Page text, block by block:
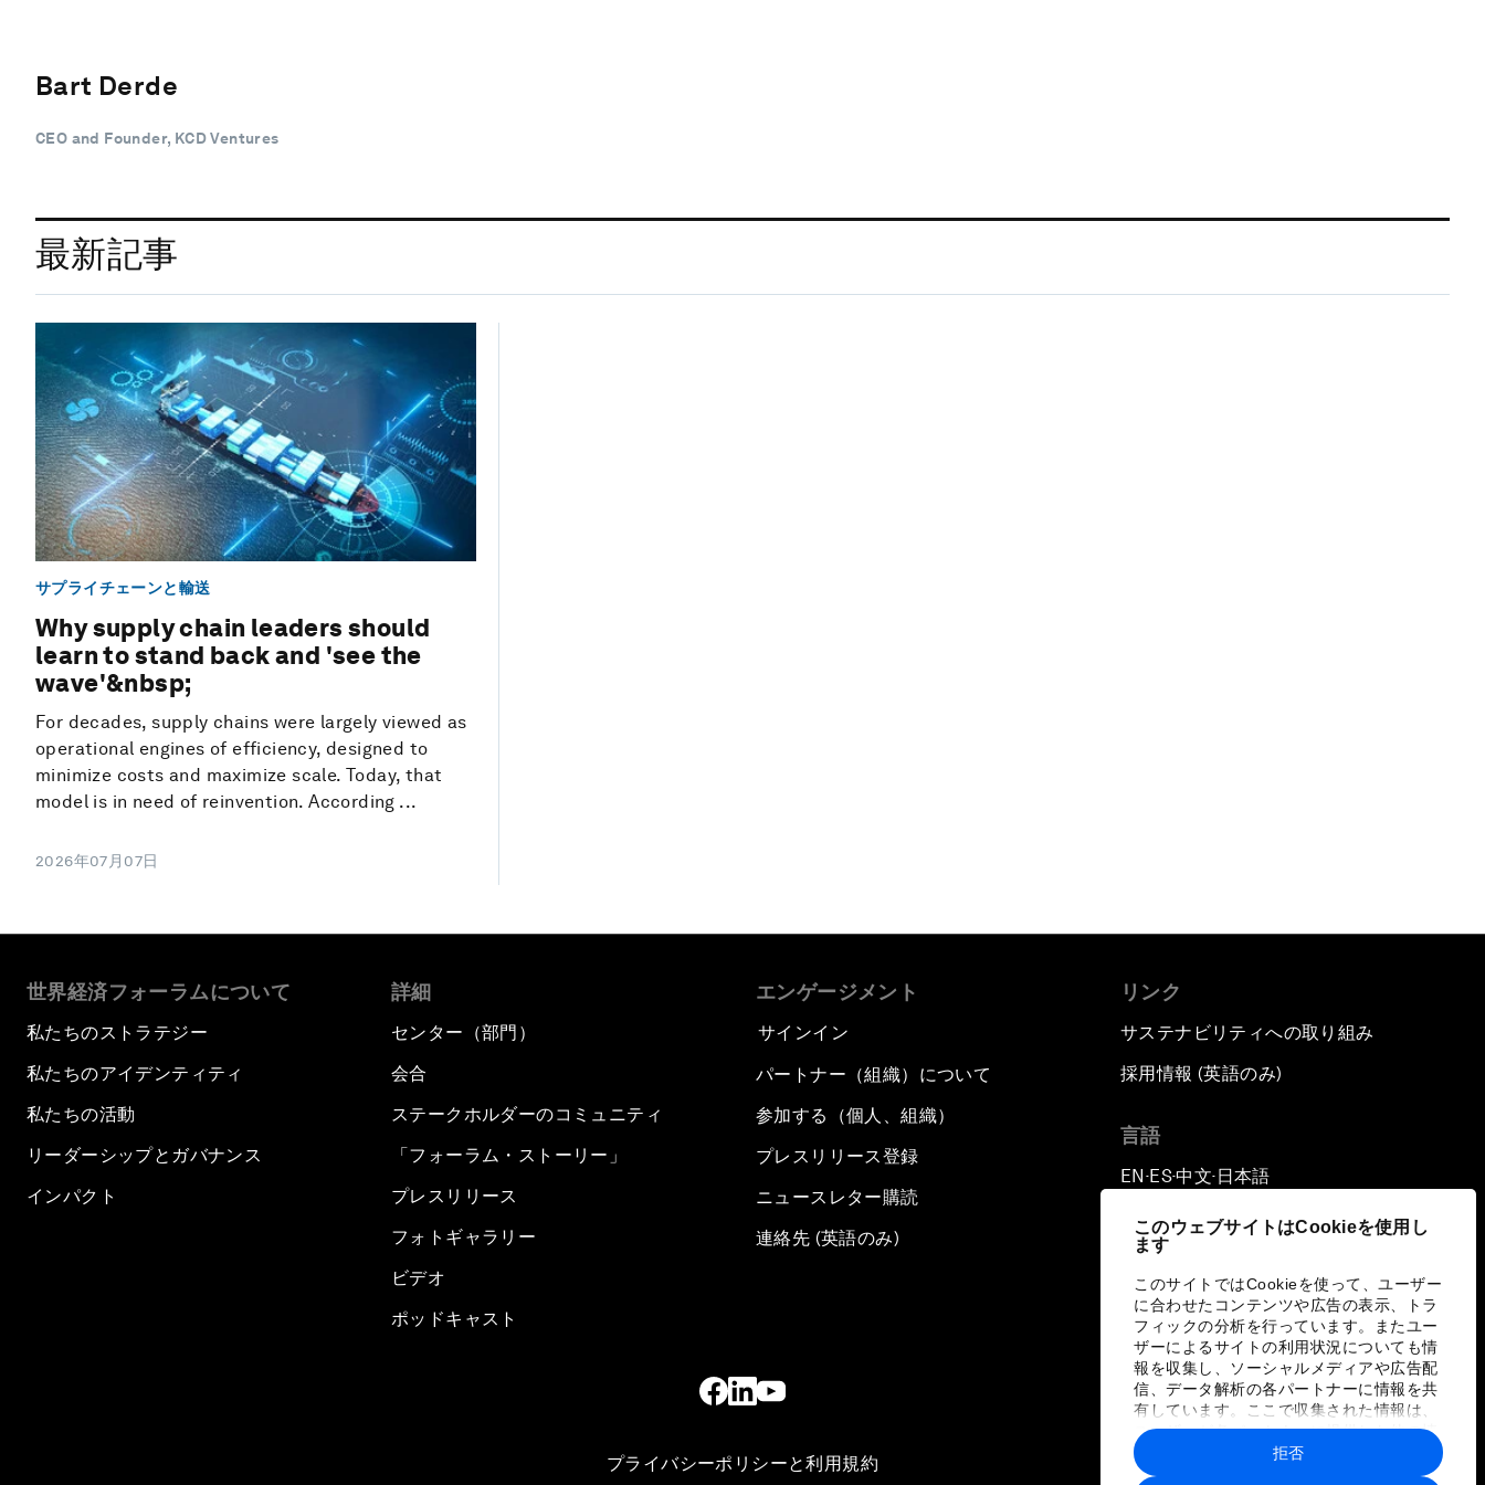
このウェブサイトはCookieを使用し
ます
このサイトではCookieを使って、ユーザー
に合わせたコンテンツや広告の表示、トラ
フィックの分析を行っています。またユー
ザーによるサイトの利用状況についても情
報を収集し、ソーシャルメディアや広告配
信、データ解析の各パートナーに情報を共
有しています。ここで収集された情報は、
ユーザーが各パートナーに提供した他の情
報や各パートナーのサービスを使用した際
に収集された情報と組み合わされ、各パー
拒否
Bart Derde
CEO and Founder, KCD Ventures
最新記事
サプライチェーンと輸送
Why supply chain leaders should
learn to stand back and 'see the
wave'&nbsp;
For decades, supply chains were largely viewed as
operational engines of efficiency, designed to
minimize costs and maximize scale. Today, that
model is in need of reinvention. According ...
2026年07月07日
世界経済フォーラムについて
私たちのストラテジー
私たちのアイデンティティ
私たちの活動
リーダーシップとガバナンス
インパクト
詳細
センター（部門）
会合
ステークホルダーのコミュニティ
「フォーラム・ストーリー」
プレスリリース
フォトギャラリー
ビデオ
ポッドキャスト
エンゲージメント
サインイン
パートナー（組織）について
参加する（個人、組織）
プレスリリース登録
ニュースレター購読
連絡先 (英語のみ)
リンク
サステナビリティへの取り組み
採用情報 (英語のみ)
言語
EN ▪ ES▪中文▪ 日本語
プライバシーポリシーと利用規約